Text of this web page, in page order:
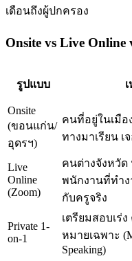
เดือนถึงผู้ปกครอง
Onsite vs Live
รูปแบบ
Onsite
(ขอนแก่น/
อุดรฯ)
คนที่อยู่ในเมือ
ทางมาเรียน เ
Live
Online
(Zoom)
คนต่างจังหวั
พนักงานที่ทำง
กับครูจริง
Private 1-
on-1
เตรียมสอบเร่
หมายเฉพาะ
Speaking)